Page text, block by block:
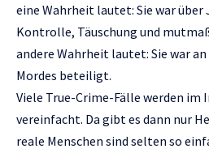
eine Wahrheit lautet: Sie war über
Kontrolle, Täuschung und
andere Wahrheit lautet: Sie war
Mordes beteiligt.
Viele True-Crime-Fälle werden im
vereinfacht. Da gibt es dann nur
reale Menschen sind selten so